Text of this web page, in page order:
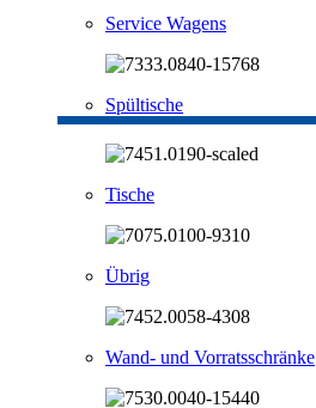
Service Wagens
Spültische
Tische
Übrig
Wand- und Vorratsschränke